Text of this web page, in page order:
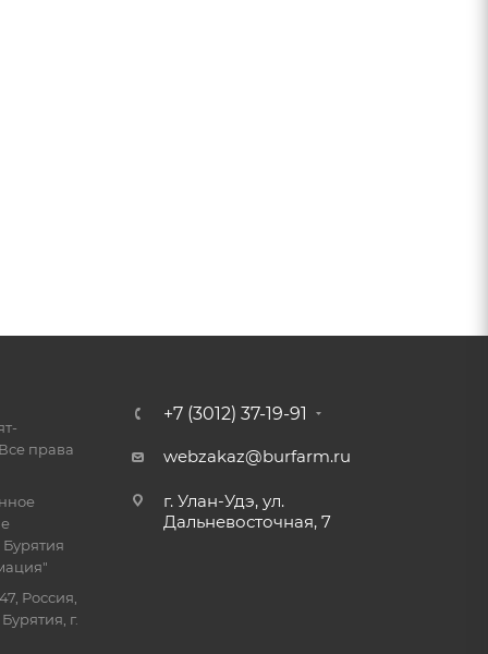
права
Россия,
г.
+7 (3012) 37-19-91
webzakaz@burfarm.ru
г. Улан-Удэ, ул.
Дальневосточная, 7